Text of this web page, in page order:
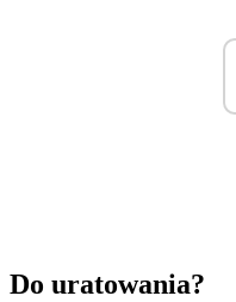
Do uratowania?